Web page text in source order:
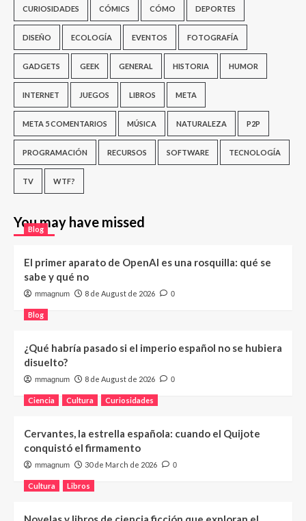
CURIOSIDADES CÓMICS CÓMO DEPORTES
DISEÑO ECOLOGÍA EVENTOS FOTOGRAFÍA
GADGETS GEEK GENERAL HISTORIA HUMOR
INTERNET JUEGOS LIBROS META
META 5 COMENTARIOS MÚSICA NATURALEZA P2P
PROGRAMACIÓN RECURSOS SOFTWARE TECNOLOGÍA
TV WTF?
You may have missed
Blog
El primer aparato de OpenAI es una rosquilla: qué se
sabe y qué no
mmagnum 8 de August de 2026 0
Blog
¿Qué habría pasado si el imperio español no se hubiera
disuelto?
mmagnum 8 de August de 2026 0
Ciencia Cultura Curiosidades
Cervantes, la estrella española: cuando el Quijote
conquistó el firmamento
mmagnum 30 de March de 2026 0
Cultura Libros